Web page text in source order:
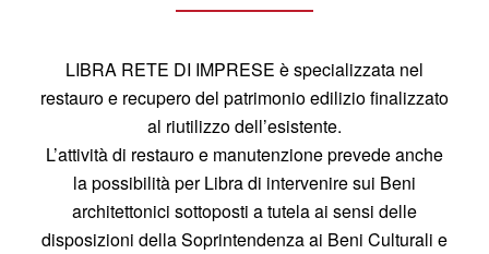
LIBRA RETE DI IMPRESE è specializzata nel
restauro e recupero del patrimonio edilizio finalizzato
al riutilizzo dell’esistente.
L’attività di restauro e manutenzione prevede anche
la possibilità per Libra di intervenire sui Beni
architettonici sottoposti a tutela ai sensi delle
disposizioni della Soprintendenza ai Beni Culturali e